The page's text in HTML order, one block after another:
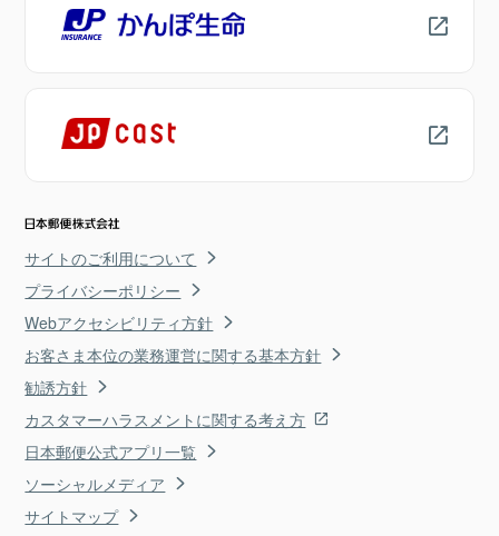
サイトのご利用について
プライバシーポリシー
Webアクセシビリティ方針
お客さま本位の業務運営に関する基本方針
勧誘方針
カスタマーハラスメントに関する考え方
日本郵便公式アプリ一覧
ソーシャルメディア
サイトマップ